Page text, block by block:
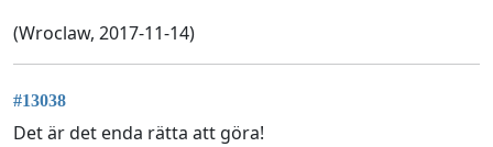
(Wroclaw, 2017-11-14)
#13038
Det är det enda rätta att göra!